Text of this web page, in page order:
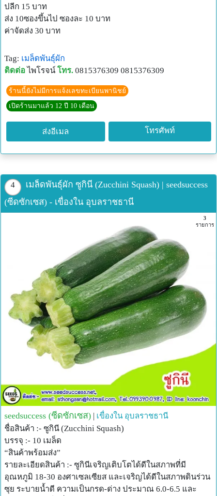
ปลีก 15 บาท
ส่ง 10ซองขึ้นไป ซองละ 10 บาท
ค่าจัดส่ง 30 บาท
Tag: เมล็ดพันธุ์ผัก
ติดต่อไพโรจน์ โทร. 0815376309 0815376309
ร้านนี้ยังไม่มีการแจ้งเลขทะเบียนพานิชย์
เปิดร้านมาแล้ว 12 ปี 10 เดือน
ส่งอีเมล โทรศัพท์
4
เมล็ดพันธุ์ผัก ซูกินี (Zucchini Squash) | seedsuccess
(ซีดซักเซส) - เขื่องใน อุบลราชธานี
3
รายการ
seedsuccess (ซีดซักเซส) เขื่องใน อุบลราชธานี
ชื่อสินค้า :- ซูกินี (Zucchini Squash)
บรรจุ :- 10 เมล็ด
“สินค้าพร้อมส่ง”
รายละเอียดสินค้า :- ซูกินีเจริญเติบโตได้ดีในสภาพที่มี
อุณหภูมิ 18-30 องศาเซลเซียส และเจริญได้ดีในสภาพดินร่วน
ซุย ระบายน้ำดี ความเป็นกรด-ด่าง ประมาณ 6.0-6.5 และ